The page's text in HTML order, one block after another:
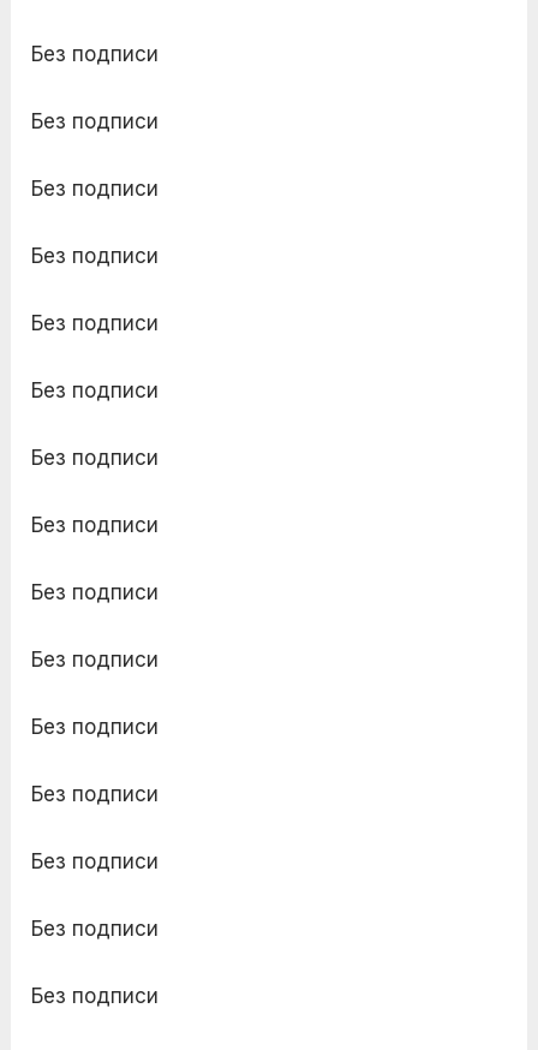
Без подписи
Без подписи
Без подписи
Без подписи
Без подписи
Без подписи
Без подписи
Без подписи
Без подписи
Без подписи
Без подписи
Без подписи
Без подписи
Без подписи
Без подписи